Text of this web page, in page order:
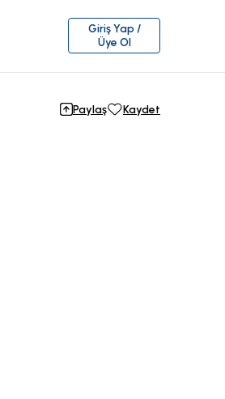
Giriş Yap /
Üye Ol
Paylaş Kaydet